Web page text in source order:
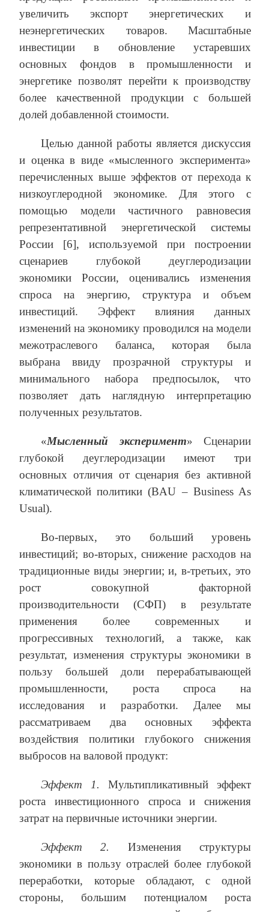
увеличить экспорт энергетических и
неэнергетических товаров. Масштабные
инвестиции в обновление устаревших
основных фондов в промышленности и
энергетике позволят перейти к производству
более качественной продукции с большей
долей добавленной стоимости.
Целью данной работы является дискуссия
и оценка в виде «мысленного эксперимента»
перечисленных выше эффектов от перехода к
низкоуглеродной экономике. Для этого с
помощью модели частичного равновесия
репрезентативной энергетической системы
России [6], используемой при построении
сценариев глубокой деуглеродизации
экономики России, оценивались изменения
спроса на энергию, структура и объем
инвестиций. Эффект влияния данных
изменений на экономику проводился на модели
межотраслевого баланса, которая была
выбрана ввиду прозрачной структуры и
минимального набора предпосылок, что
позволяет дать наглядную интерпретацию
полученных результатов.
«Мысленный эксперимент» Сценарии
глубокой деуглеродизации имеют три
основных отличия от сценария без активной
климатической политики (BAU – Business As
Usual).
Во-первых, это больший уровень
инвестиций; во-вторых, снижение расходов на
традиционные виды энергии; и, в-третьих, это
рост совокупной факторной
производительности (СФП) в результате
применения более современных и
прогрессивных технологий, а также, как
результат, изменения структуры экономики в
пользу большей доли перерабатывающей
промышленности, роста спроса на
исследования и разработки. Далее мы
рассматриваем два основных эффекта
воздействия политики глубокого снижения
выбросов на валовой продукт:
Эффект 1. Мультипликативный эффект
роста инвестиционного спроса и снижения
затрат на первичные источники энергии.
Эффект 2.
Изменения структуры
экономики в пользу отраслей более глубокой
переработки, которые обладают, с одной
стороны, большим потенциалом роста